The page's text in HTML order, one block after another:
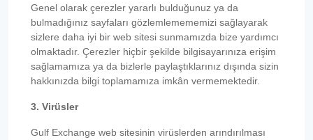
Genel olarak çerezler yararlı bulduğunuz ya da
bulmadığınız sayfaları gözlemlemememizi sağlayarak
sizlere daha iyi bir web sitesi sunmamızda bize yardımcı
olmaktadır. Çerezler hiçbir şekilde bilgisayarınıza erişim
sağlamamıza ya da bizlerle paylaştıklarınız dışında sizin
hakkınızda bilgi toplamamıza imkân vermemektedir.
3. Virüsler
Gulf Exchange web sitesinin virüslerden arındırılması